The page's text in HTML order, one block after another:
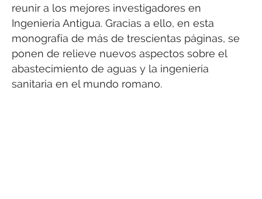
reunir a los mejores investigadores en
Ingeniería Antigua. Gracias a ello, en esta
monografía de más de trescientas páginas, se
ponen de relieve nuevos aspectos sobre el
abastecimiento de aguas y la ingeniería
sanitaria en el mundo romano.